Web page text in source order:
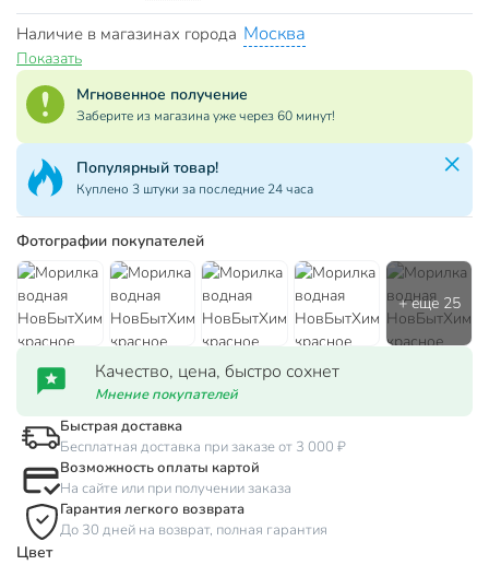
Наличие в магазинах города Москва
Показать
Мгновенное получение
Заберите из магазина уже через 60 минут!
Популярный товар!
Куплено 3 штуки за последние 24 часа
Фотографии покупателей
Качество, цена, быстро сохнет
Мнение покупателей
Быстрая доставка
Бесплатная доставка при заказе от 3 000 ₽
Возможность оплаты картой
На сайте или при получении заказа
Гарантия легкого возврата
До 30 дней на возврат, полная гарантия
Цвет